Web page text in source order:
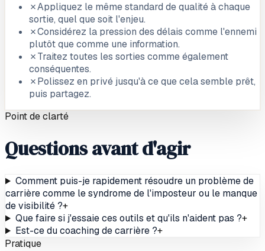
✗Appliquez le même standard de qualité à chaque
sortie, quel que soit l'enjeu.
✗Considérez la pression des délais comme l'ennemi
plutôt que comme une information.
✗Traitez toutes les sorties comme également
conséquentes.
✗Polissez en privé jusqu'à ce que cela semble prêt,
puis partagez.
Point de clarté
Questions avant d'agir
Comment puis-je rapidement résoudre un problème de
carrière comme le syndrome de l'imposteur ou le manque
de visibilité ?+
Que faire si j'essaie ces outils et qu'ils n'aident pas ?+
Est-ce du coaching de carrière ?+
Pratique